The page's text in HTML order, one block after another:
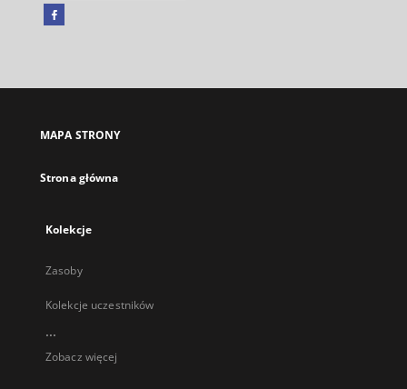
Facebook
się
karcie
MAPA STRONY
Strona główna
Kolekcje
Zasoby
Kolekcje uczestników
...
Zobacz więcej